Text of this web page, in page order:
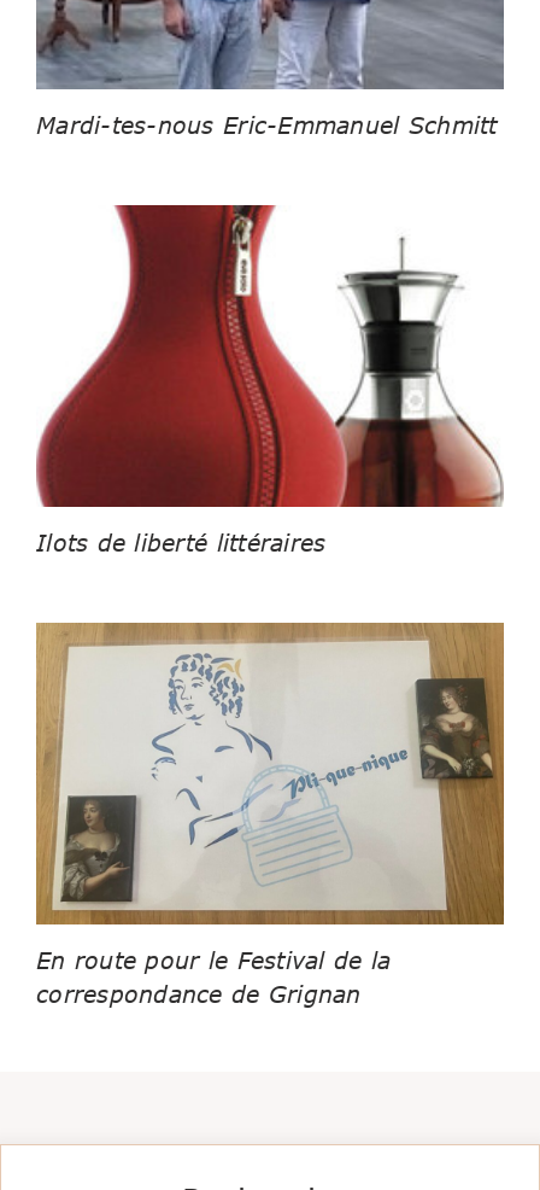
Mardi-tes-nous Eric-Emmanuel Schmitt
Ilots de liberté littéraires
En route pour le Festival de la
correspondance de Grignan